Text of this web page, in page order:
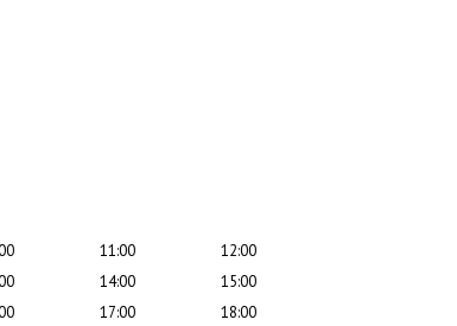
11:00
12:00
14:00
15:00
17:00
18:00